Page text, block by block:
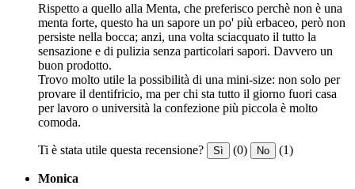
Rispetto a quello alla Menta, che preferisco perchè non è una
menta forte, questo ha un sapore un po' più erbaceo, però non
persiste nella bocca; anzi, una volta sciacquato il tutto la
sensazione e di pulizia senza particolari sapori. Davvero un
buon prodotto.
Trovo molto utile la possibilità di una mini-size: non solo per
provare il dentifricio, ma per chi sta tutto il giorno fuori casa
per lavoro o università la confezione più piccola è molto
comoda.
Ti è stata utile questa recensione? Sì (0) No (1)
Monica